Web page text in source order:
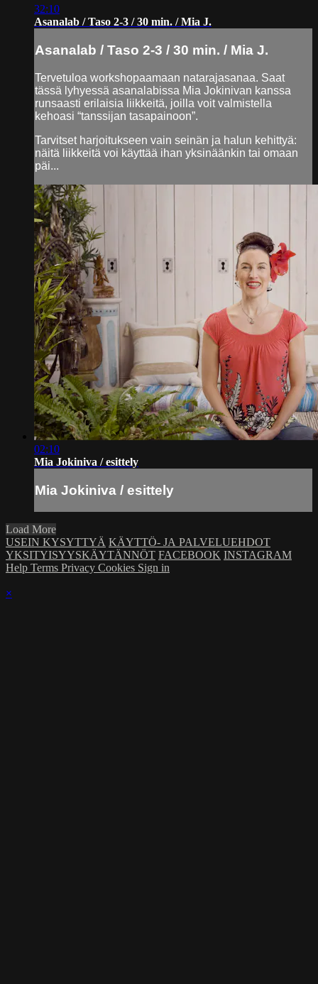
32:10
Asanalab / Taso 2-3 / 30 min. / Mia J.
Asanalab / Taso 2-3 / 30 min. / Mia J.
Tervetuloa workshopaamaan natarajasanaa. Saat
tässä lyhyessä asanalabissa Mia Jokinivan kanssa
runsaasti erilaisia liikkeitä, joilla voit valmistella
kehoasi “tanssijan tasapainoon”.
Tarvitset harjoitukseen vain seinän ja halun kehittyä:
näitä liikkeitä voi käyttää ihan yksinäänkin tai omaan
päi...
02:10
Mia Jokiniva / esittely
Mia Jokiniva / esittely
Load More
USEIN KYSYTTYÄ KÄYTTÖ- JA PALVELUEHDOT
YKSITYISYYSKÄYTÄNNÖT FACEBOOK INSTAGRAM
Help Terms Privacy Cookies Sign in
×